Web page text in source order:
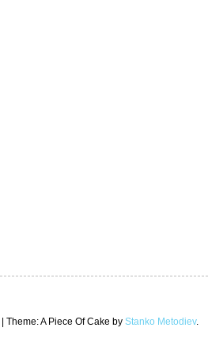
Theme: A Piece Of Cake by Stanko Metodiev.